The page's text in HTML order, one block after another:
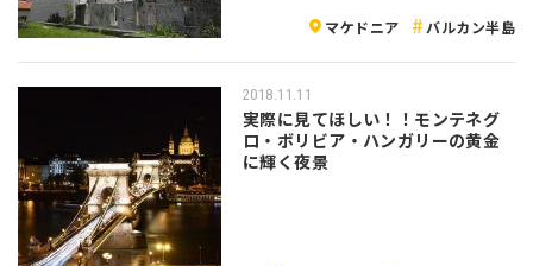
マケドニア バルカン半島
2018.11.11
実際に見てほしい！！モンテネグ
ロ・ボリビア・ハンガリーの黄金
に輝く夜景